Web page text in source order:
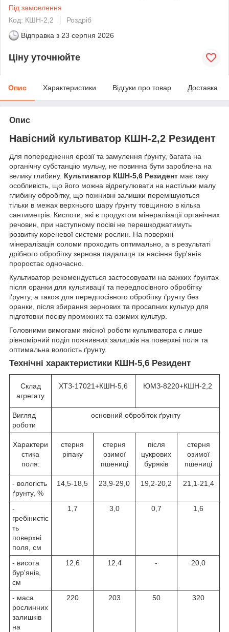
Під замовлення
Код: КШН-2,2
Роздріб
Відправка з 23 серпня 2026
Ціну уточнюйте
Опис Характеристики Відгуки про товар Доставка
Опис
Навісний культиватор КШН-2,2 Резидент
Для попередження ерозії та замулення ґрунту, багата на
органічну субстанцію мульчу, не повинна бути зароблена на
велику глибину. Культиватор КШН-5,6 Резидент має таку
особливість, що його можна відрегулювати на настільки малу
глибину обробітку, що пожнивні залишки перемішуються
тільки в межах верхнього шару ґрунту товщиною в кілька
сантиметрів. Кислоти, які є продуктом мінералізації органічних
речовин, при наступному посіві не перешкоджатимуть
розвитку кореневої системи рослин. На поверхні
мінералізація соломи проходить оптимально, а в результаті
дрібного обробітку зернова падалиця та насіння бур'янів
проростає одночасно.
Культиватор рекомендується застосовувати на важких ґрунтах
після оранки для культивації та передпосівного обробітку
ґрунту, а також для передпосівного обробітку ґрунту без
оранки, після збирання зернових та просапних культур для
підготовки посіву проміжних та озимих культур.
Головними вимогами якісної роботи культиватора є лише
рівномірний поділ пожнивних залишків на поверхні поля та
оптимальна вологість ґрунту.
Технічні характеристики КШН-5,6 Резидент
Склад
агрегату
ХТЗ-17021+КШН-5,6 ЮМЗ-8220+КШН-2,2
Вигляд
роботи
основний обробіток ґрунту
Характери
стика
поля:
стерня
ріпаку
стерня
озимої
пшениці
після
цукрових
буряків
стерня
озимої
пшениці
- вологість
ґрунту, %
14,5-18,5 23,9-29,0 19,2-20,2 21,1-21,4
-
гребінистіс
ть
поверхні
поля, см
1,7 3,0 0,7 1,6
- висота
бур'янів,
см
12,6 12,4 - 20,0
- маса
рослинних
залишків
на
220 203 50 320